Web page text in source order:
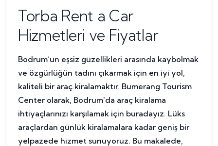
Torba Rent a Car
Hizmetleri ve Fiyatlar
Bodrum’un eşsiz güzellikleri arasında kaybolmak
ve özgürlüğün tadını çıkarmak için en iyi yol,
kaliteli bir araç kiralamaktır. Bumerang Tourism
Center olarak, Bodrum'da araç kiralama
ihtiyaçlarınızı karşılamak için buradayız. Lüks
araçlardan günlük kiralamalara kadar geniş bir
yelpazede hizmet sunuyoruz. Bu makalede,